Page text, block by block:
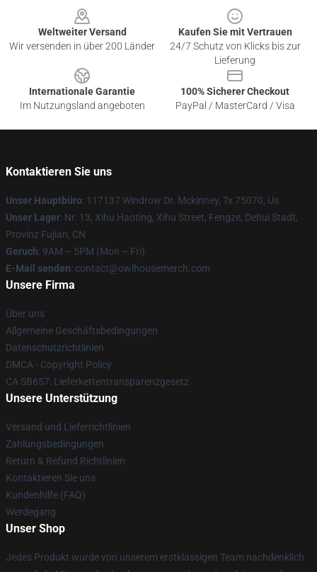
Weltweiter Versand
Wir versenden in über 200 Länder
Kaufen Sie mit Vertrauen
24/7 Schutz von Klicks bis zur
Lieferung
Internationale Garantie
Im Nutzungsland angeboten
100% Sicherer Checkout
PayPal / MasterCard / Visa
Kontaktieren Sie uns
Unser Hauptbüro: 117137 Windrow Dr. Mckinney, Tx 75070, Us
Unser Lager: Nr. 13, Xihu Haoting, Xihu Street, Fengze, Dehui Stadt,
Provinz Fujian, CN
Geruch: 9AM – 5PM (Mon – Fri)
E-Mail senden: contact@owlhousemerch.com
Unsere Firma
Über uns
Allgemeine Geschäftsbedingungen
Datenschutzrichtlinien
DMCA - Copyright Policy
CA SB657: Lieferkettentransparenzgesetz
Unsere Unterstützung
Versand und Lieferrichtlinien
Zahlungsbedingungen
Return & Refund Richtlinien
Kontaktieren Sie uns
Kundenhilfe (FAQ)
Werdegang
Unser Shop
Jedes Produkt wurde von unserem erstklassigen Team nachdenklich